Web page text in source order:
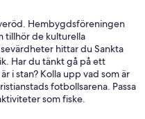
Hembygdsföreningen
tillhör de kulturella
hittar du Sankta
Har du tänkt gå på ett
i stan? Kolla upp vad som är
fotbollsarena. Passa
som fiske.